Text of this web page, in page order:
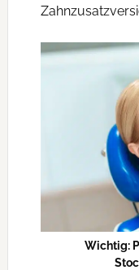
Wichtig: